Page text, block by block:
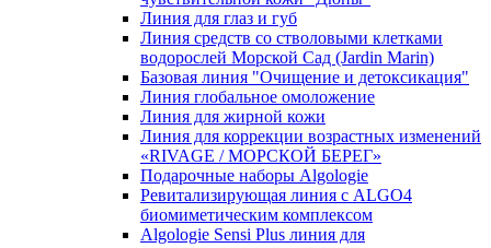
Линия для глаз и губ
Линия средств со стволовыми клетками
водорослей Морской Сад (Jardin Marin)
Базовая линия "Очищение и детоксикация"
Линия глобальное омоложение
Линия для жирной кожи
Линия для коррекции возрастных изменений
«RIVAGE / МОРСКОЙ БЕРЕГ»
Подарочные наборы Algologie
Ревитализирующая линия с ALGO4
биомиметическим комплексом
Algologie Sensi Plus линия для